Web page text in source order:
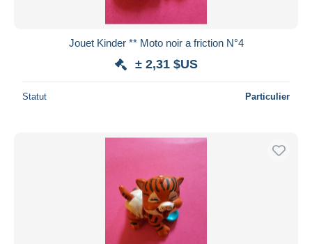
Jouet Kinder ** Moto noir a friction N°4
± 2,31 $US
Statut Particulier